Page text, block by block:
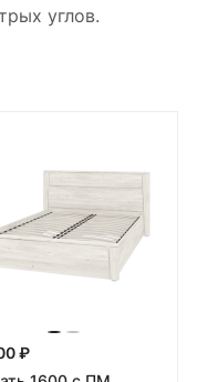
углов.
₽